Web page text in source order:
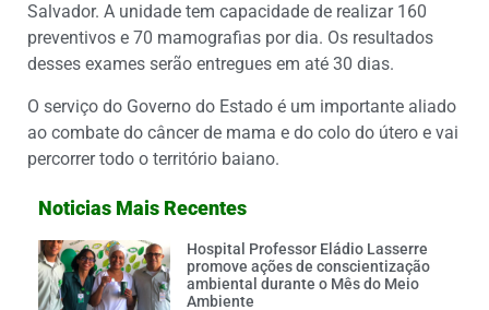
Salvador. A unidade tem capacidade de realizar 160
preventivos e 70 mamografias por dia. Os resultados
desses exames serão entregues em até 30 dias.
O serviço do Governo do Estado é um importante aliado
ao combate do câncer de mama e do colo do útero e vai
percorrer todo o território baiano.
Noticias Mais Recentes
Hospital Professor Eládio Lasserre
promove ações de conscientização
ambiental durante o Mês do Meio
Ambiente